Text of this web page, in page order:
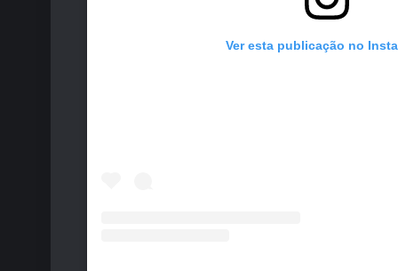
Ver esta publicação no